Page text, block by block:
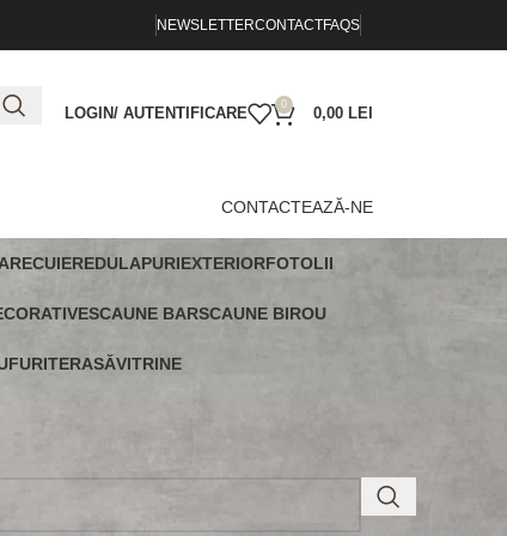
NEWSLETTERCONTACTFAQS
LOGIN/ AUTENTIFICARE
0
0,00 LEI
CONTACTEAZĂ-NE
CUIEREDULAPURIEXTERIORFOTOLII
SCAUNE BARSCAUNE BIROU
TERASĂVITRINE